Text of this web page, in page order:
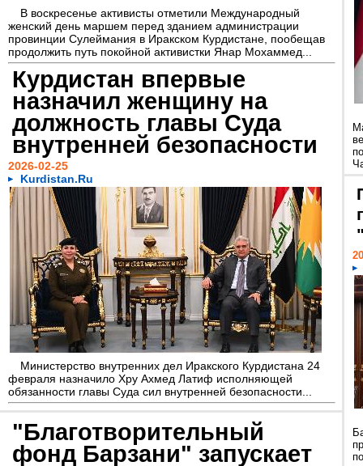
В воскресенье активисты отметили Международный
женский день маршем перед зданием администрации
провинции Сулеймания в Иракском Курдистане, пообещав
продолжить путь покойной активистки Янар Мохаммед...
Курдистан впервые
назначил женщину на
должность главы Суда
внутренней безопасности
2026-02-25
Kurdistan.Ru
Министерство внутренних дел Иракского Курдистана 24
февраля назначило Хру Ахмед Латиф исполняющей
обязанности главы Суда сил внутренней безопасности...
"Благотворительный
фонд Барзани" запускает